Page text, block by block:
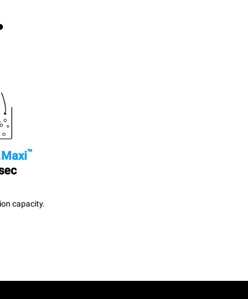
™
capacity.